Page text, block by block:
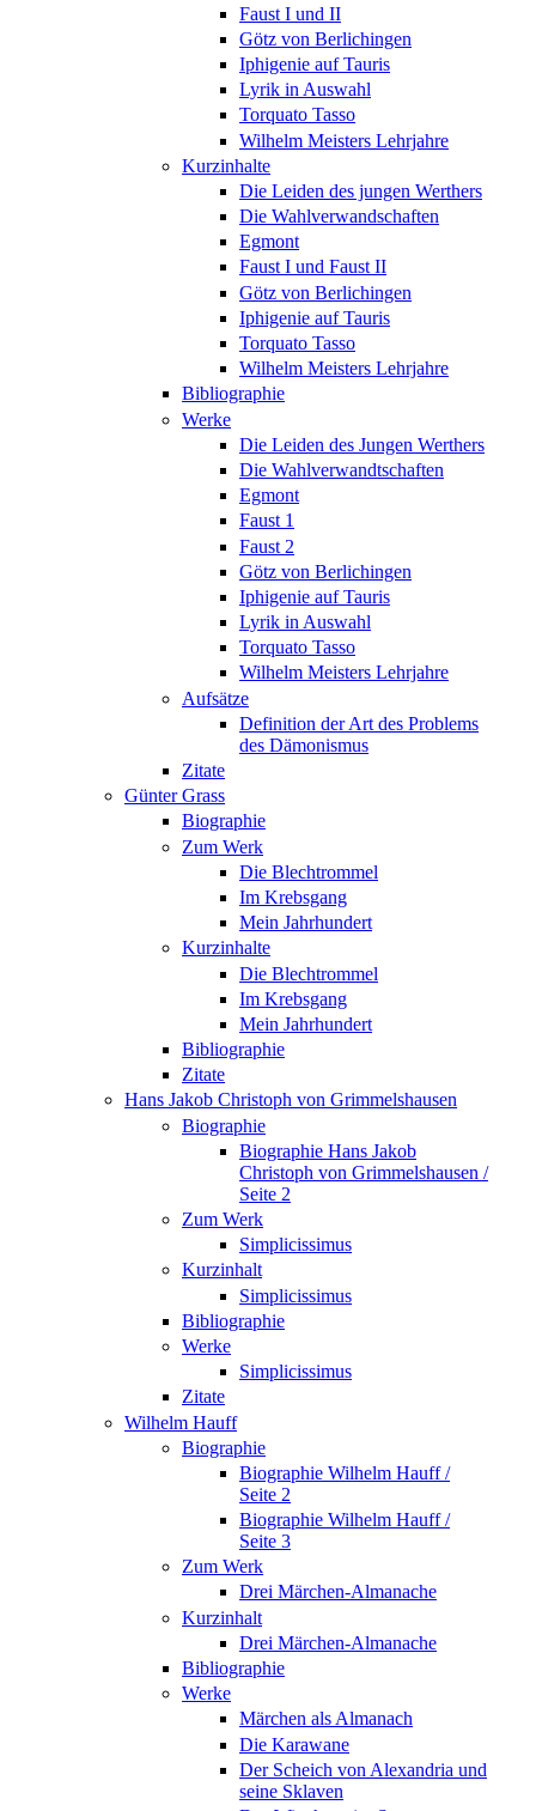
Faust I und II
Götz von Berlichingen
Iphigenie auf Tauris
Lyrik in Auswahl
Torquato Tasso
Wilhelm Meisters Lehrjahre
Kurzinhalte
Die Leiden des jungen Werthers
Die Wahlverwandschaften
Egmont
Faust I und Faust II
Götz von Berlichingen
Iphigenie auf Tauris
Torquato Tasso
Wilhelm Meisters Lehrjahre
Bibliographie
Werke
Die Leiden des Jungen Werthers
Die Wahlverwandtschaften
Egmont
Faust 1
Faust 2
Götz von Berlichingen
Iphigenie auf Tauris
Lyrik in Auswahl
Torquato Tasso
Wilhelm Meisters Lehrjahre
Aufsätze
Definition der Art des Problems
des Dämonismus
Zitate
Günter Grass
Biographie
Zum Werk
Die Blechtrommel
Im Krebsgang
Mein Jahrhundert
Kurzinhalte
Die Blechtrommel
Im Krebsgang
Mein Jahrhundert
Bibliographie
Zitate
Hans Jakob Christoph von Grimmelshausen
Biographie
Biographie Hans Jakob
Christoph von Grimmelshausen /
Seite 2
Zum Werk
Simplicissimus
Kurzinhalt
Simplicissimus
Bibliographie
Werke
Simplicissimus
Zitate
Wilhelm Hauff
Biographie
Biographie Wilhelm Hauff /
Seite 2
Biographie Wilhelm Hauff /
Seite 3
Zum Werk
Drei Märchen-Almanache
Kurzinhalt
Drei Märchen-Almanache
Bibliographie
Werke
Märchen als Almanach
Die Karawane
Der Scheich von Alexandria und
seine Sklaven